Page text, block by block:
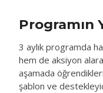
Programın
3 aylık programda
hem de aksiyon
aşamada
şablon ve